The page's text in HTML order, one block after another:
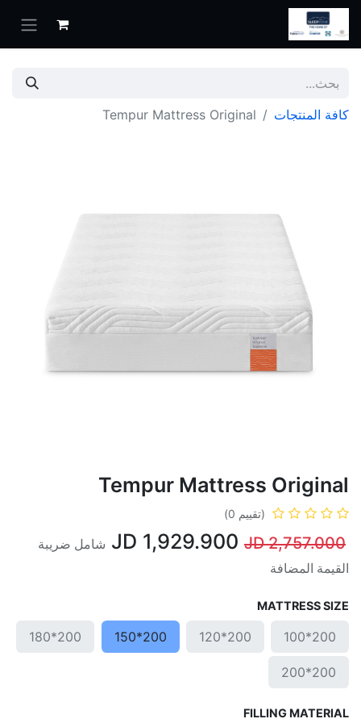
كافة المنتجات Tempur Mattress Original
Tempur Mattress Original
(تقييم 0)
JD 1,929.900 JD2,757.000
شامل ضريبة
القيمة المضافة
MATTRESS SIZE
200*100
200*120
200*150
200*180
200*200
FILLING MATERIAL